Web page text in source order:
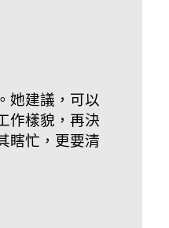
她建議，可以
作樣貌，再決
瞎忙，更要清